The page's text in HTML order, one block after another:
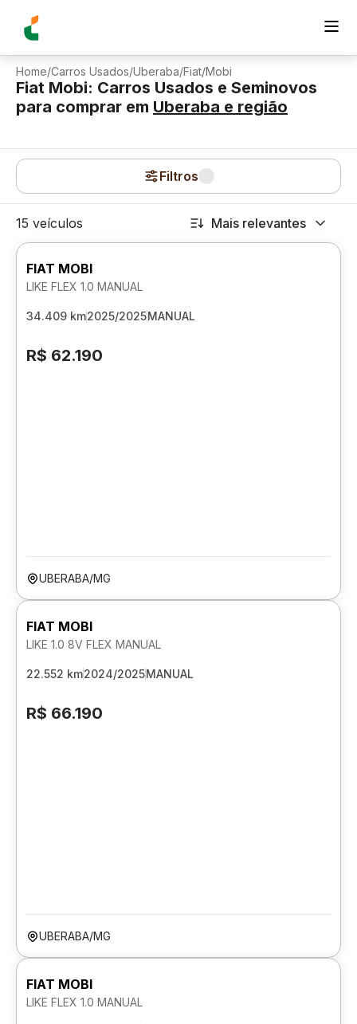
Home/Carros Usados/Uberaba/Fiat/Mobi
Fiat Mobi: Carros Usados e Seminovos
para comprar em Uberaba e região
Filtros
15 veículos Mais relevantes
FIAT MOBI
LIKE FLEX 1.0 MANUAL
34.409 km2025/2025MANUAL
R$ 62.190
UBERABA/MG
FIAT MOBI
LIKE 1.0 8V FLEX MANUAL
22.552 km2024/2025MANUAL
R$ 66.190
UBERABA/MG
FIAT MOBI
LIKE FLEX 1.0 MANUAL